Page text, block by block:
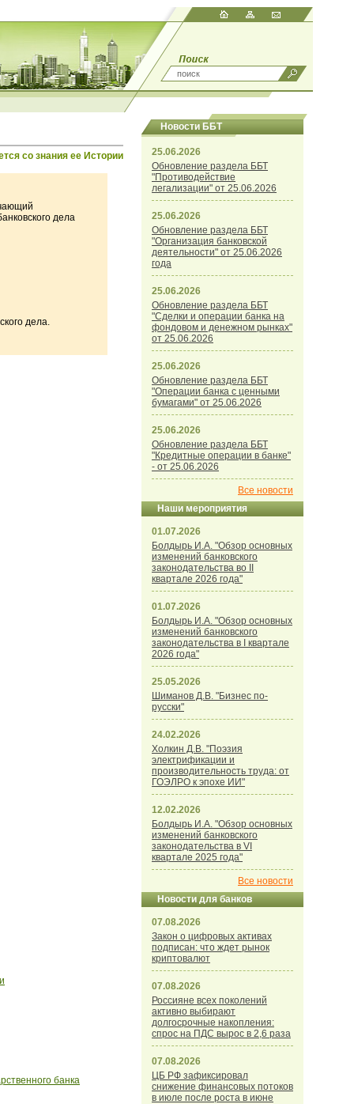
со знания ее Истории
дела
дела.
банка
Новости ББТ
25.06.2026
Обновление раздела ББТ
"Противодействие
легализации" от 25.06.2026
25.06.2026
Обновление раздела ББТ
"Организация банковской
деятельности" от 25.06.2026
года
25.06.2026
Обновление раздела ББТ
"Сделки и операции банка на
фондовом и денежном рынках"
от 25.06.2026
25.06.2026
Обновление раздела ББТ
"Операции банка с ценными
бумагами" от 25.06.2026
25.06.2026
Обновление раздела ББТ
"Кредитные операции в банке"
- от 25.06.2026
Все новости
Наши мероприятия
01.07.2026
Болдырь И.А. "Обзор основных
изменений банковского
законодательства во II
квартале 2026 года"
01.07.2026
Болдырь И.А. "Обзор основных
изменений банковского
законодательства в I квартале
2026 года"
25.05.2026
Шиманов Д.В. "Бизнес по-
русски"
24.02.2026
Холкин Д.В. "Поэзия
электрификации и
производительность труда: от
ГОЭЛРО к эпохе ИИ"
12.02.2026
Болдырь И.А. "Обзор основных
изменений банковского
законодательства в VI
квартале 2025 года"
Все новости
Новости для банков
07.08.2026
Закон о цифровых активах
подписан: что ждет рынок
криптовалют
07.08.2026
Россияне всех поколений
активно выбирают
долгосрочные накопления:
спрос на ПДС вырос в 2,6 раза
07.08.2026
ЦБ РФ зафиксировал
снижение финансовых потоков
в июле после роста в июне